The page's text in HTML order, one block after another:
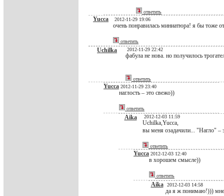
ответить
Yucca 2012-11-29 19:06
очень понравилась миниатюра! я бы тоже
ответить
Uchilka 2012-11-29 22:42
фабула не нова. но получилось
ответить
Yucca 2012-11-29 23:40
наглость – это свежо))
ответить
Aika 2012-12-03 11:59
Uchilka,Yucca,
вы меня озадачили... "Нагло" –
ответить
Yucca 2012-12-03 12:40
в хорошем смысле))
ответить
Aika 2012-12-03 14:58
да я ж понимаю!))) мне